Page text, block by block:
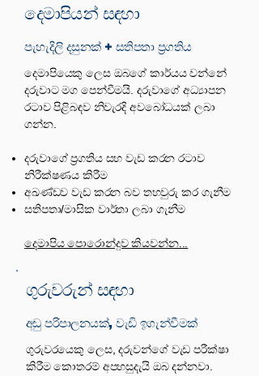
දෙමාපියන් සඳහා
පැහැදිලි දසුනක් + සතිපතා ප්‍රගතිය
දෙමාපියෙකු ලෙස ඔබගේ කාර්යය වන්නේ
දරුවාට මග පෙන්වීමයි. දරුවාගේ අධ්‍යාපන
රටාව පිළිබඳව නිවැරදි අවබෝධයක් ලබා
ගන්න.
දරුවාගේ ප්‍රගතිය සහ වැඩ කරන රටාව
නිරීක්ෂණය කිරීම
අඛණ්ඩව වැඩ කරන බව තහවුරු කර ගැනීම
සතිපතා/මාසික වාර්තා ලබා ගැනීම
දෙමාපිය පොරොන්දුව කියවන්න...
ගුරුවරුන් සඳහා
අඩු පරිපාලනයක්, වැඩි ඉගැන්වීමක්
ගුරුවරයෙකු ලෙස, දරුවන්ගේ වැඩ පරීක්ෂා
කිරීම කොතරම් අපහසුදැයි ඔබ දන්නවා.